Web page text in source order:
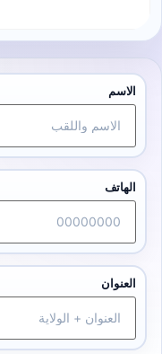
الاسم
الهاتف
العنوان